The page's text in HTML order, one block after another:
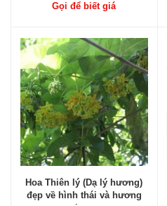
Gọi để biết giá
Hoa Thiên lý (Dạ lý hương)
đẹp về hình thái và hương